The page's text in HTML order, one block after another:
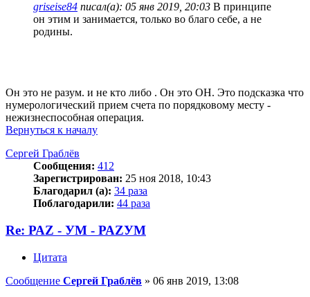
griseise84 писал(а): 05 янв 2019, 20:03 В принципе
он этим и занимается, только во благо себе, а не
родины.
Он это не разум. и не кто либо . Он это ОН. Это подсказка что
нумерологический прием счета по порядковому месту -
нежизнеспособная операция.
Вернуться к началу
Сергей Граблёв
Сообщения: 412
Зарегистрирован: 25 ноя 2018, 10:43
Благодарил (а): 34 раза
Поблагодарили: 44 раза
Re: РАZ - УМ - РАZУМ
Цитата
Сообщение Сергей Граблёв » 06 янв 2019, 13:08